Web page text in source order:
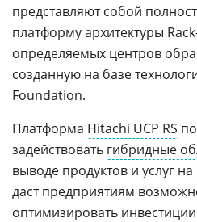
представляют собой
платформу архитектуры
определяемых центров
созданную на базе
Foundation.
Платформа Hitachi UCP RS
задействовать гибридные
выводе продуктов и услуг
даст предприятиям
оптимизировать